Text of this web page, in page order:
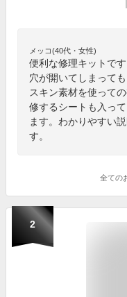
メッコ(40代・女性)
便利な修理キットで
穴が開いてしまって
スキン素材を使って
修するシートも入っ
ます。わかりやすい
す。
全ての
2